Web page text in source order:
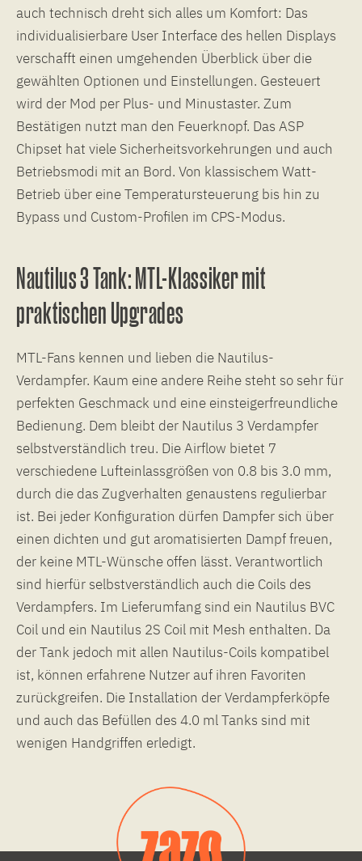
auch technisch dreht sich alles um Komfort: Das
individualisierbare User Interface des hellen Displays
verschafft einen umgehenden Überblick über die
gewählten Optionen und Einstellungen. Gesteuert
wird der Mod per Plus- und Minustaster. Zum
Bestätigen nutzt man den Feuerknopf. Das ASP
Chipset hat viele Sicherheitsvorkehrungen und auch
Betriebsmodi mit an Bord. Von klassischem Watt-
Betrieb über eine Temperatursteuerung bis hin zu
Bypass und Custom-Profilen im CPS-Modus.
Nautilus 3 Tank: MTL-Klassiker mit
praktischen Upgrades
MTL-Fans kennen und lieben die Nautilus-
Verdampfer. Kaum eine andere Reihe steht so sehr für
perfekten Geschmack und eine einsteigerfreundliche
Bedienung. Dem bleibt der Nautilus 3 Verdampfer
selbstverständlich treu. Die Airflow bietet 7
verschiedene Lufteinlassgrößen von 0.8 bis 3.0 mm,
durch die das Zugverhalten genaustens regulierbar
ist. Bei jeder Konfiguration dürfen Dampfer sich über
einen dichten und gut aromatisierten Dampf freuen,
der keine MTL-Wünsche offen lässt. Verantwortlich
sind hierfür selbstverständlich auch die Coils des
Verdampfers. Im Lieferumfang sind ein Nautilus BVC
Coil und ein Nautilus 2S Coil mit Mesh enthalten. Da
der Tank jedoch mit allen Nautilus-Coils kompatibel
ist, können erfahrene Nutzer auf ihren Favoriten
zurückgreifen. Die Installation der Verdampferköpfe
und auch das Befüllen des 4.0 ml Tanks sind mit
wenigen Handgriffen erledigt.